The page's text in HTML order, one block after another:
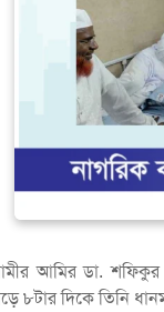
আমির ডা.
৮টার দিকে তিনি